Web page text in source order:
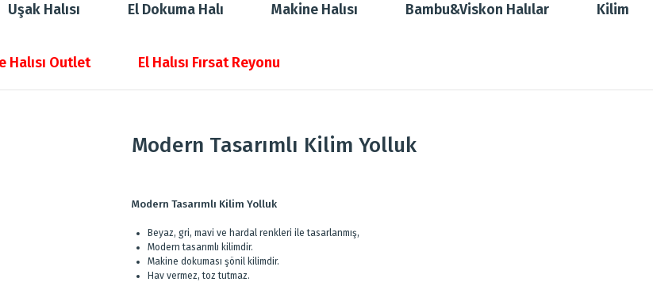
Uşak Halısı El Dokuma Halı Makine Halısı Bambu&Viskon Halılar Kilim
Halısı Outlet El Halısı Fırsat Reyonu
Modern Tasarımlı Kilim Yolluk
Modern Tasarımlı Kilim Yolluk
Beyaz, gri, mavi ve hardal renkleri ile tasarlanmış,
Modern tasarımlı kilimdir.
Makine dokuması şönil kilimdir.
Hav vermez, toz tutmaz.